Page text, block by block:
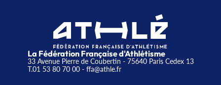
La Fédération Française d'Athlétisme
33 Avenue Pierre de Coubertin - 75640 Paris Cedex 13
T.01 53 80 70 00- ffa@athle.fr